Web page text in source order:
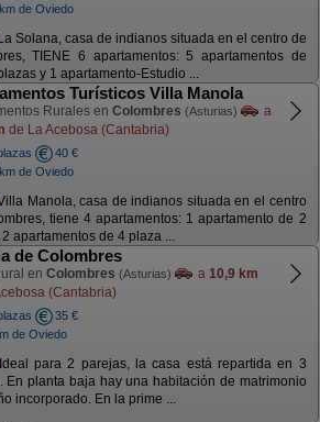
de Oviedo
Solana, casa de indianos situada en el centro de
TIENE 6 apartamentos: 5 apartamentos de
y 1 apartamento-Estudio ...
Turísticos Villa Manola
Rurales en Colombres (Asturias)
a
de La Acebosa (Cantabria)
40 €
de Oviedo
Manola, casa de indianos situada en el centro
tiene 4 apartamentos: 1 apartamento de 2
apartamentos de 4 plaza ...
de Colombres
en Colombres (Asturias) a 10,9 km
(Cantabria)
35 €
de Oviedo
Ideal para 2 parejas, la casa está repartida en 3
En planta baja hay una habitación de matrimonio
incorporado. En la prime ...